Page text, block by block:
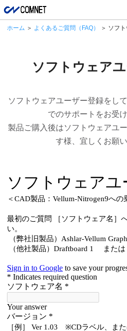
ホーム ＞ よくあるご質問（FAQ） ＞ ソフ
ソフトウェア
ソフトウェアユーザー登録をし
でのサポートをお受
製品ご購入後はソフトウェアユ
す様、宜しくお願い